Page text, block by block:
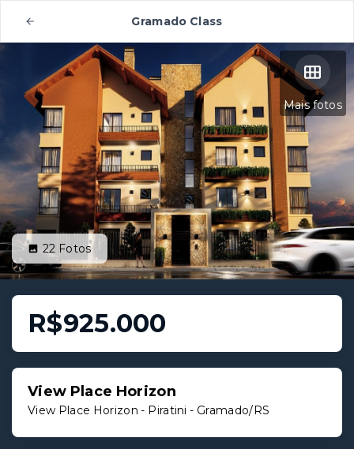
Gramado Class
Mais fotos
22 Fotos
R$925.000
View Place Horizon
View Place Horizon - Piratini - Gramado/RS